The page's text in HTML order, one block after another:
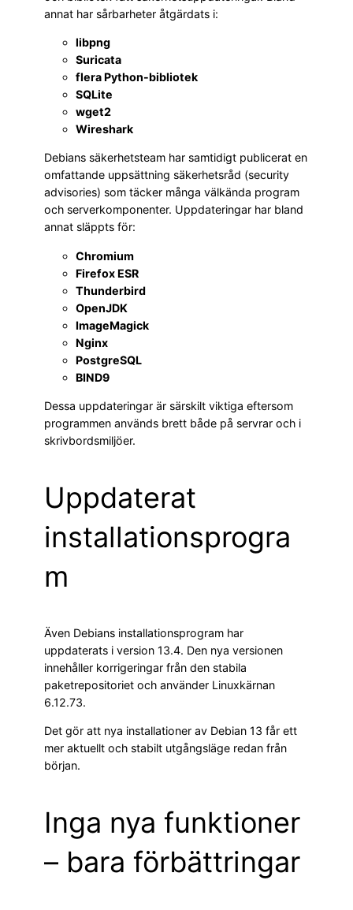
annat har sårbarheter åtgärdats i:
libpng
Suricata
flera Python-bibliotek
SQLite
wget2
Wireshark
Debians säkerhetsteam har samtidigt publicerat en
omfattande uppsättning säkerhetsråd (security
advisories) som täcker många välkända program
och serverkomponenter. Uppdateringar har bland
annat släppts för:
Chromium
Firefox ESR
Thunderbird
OpenJDK
ImageMagick
Nginx
PostgreSQL
BIND9
Dessa uppdateringar är särskilt viktiga eftersom
programmen används brett både på servrar och i
skrivbordsmiljöer.
Uppdaterat
installationsprogra
m
Även Debians installationsprogram har
uppdaterats i version 13.4. Den nya versionen
innehåller korrigeringar från den stabila
paketrepositoriet och använder Linuxkärnan
6.12.73.
Det gör att nya installationer av Debian 13 får ett
mer aktuellt och stabilt utgångsläge redan från
början.
Inga nya funktioner
– bara förbättringar